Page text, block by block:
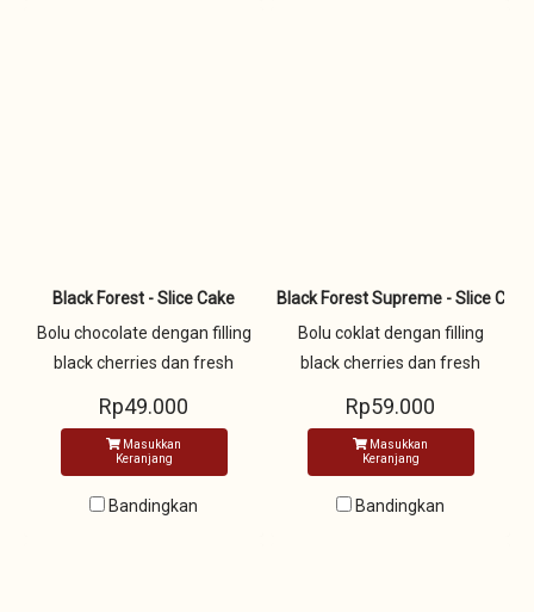
Black Forest - Slice Cake
Bolu chocolate dengan filling
black cherries dan fresh
chocolate serut dan buah
cherry
Rp49.000
Masukkan
Keranjang
Bandingkan
Black Forest Supreme - Slice Cake
Bolu coklat dengan filling
black cherries dan fresh
chocolate fudge 1 layer dan
didecor dengan white
chocolate serut
Rp59.000
Masukkan
Keranjang
Bandingkan